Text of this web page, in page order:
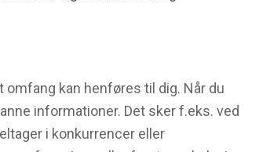
kan henføres til dig. Når du
informationer. Det sker f.eks. ved
i konkurrencer eller